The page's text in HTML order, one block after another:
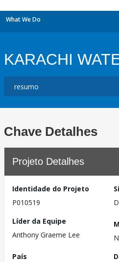
What We Do
KARACHI
Chave Detalhes
Projeto Detalhes
Identidade do Projeto
P010519
Líder da Equipe
Anthony Graeme Lee
País